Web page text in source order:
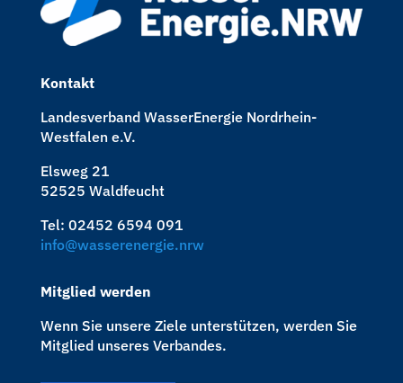
Kontakt
Landesverband WasserEnergie Nordrhein-
Westfalen e.V.
Elsweg 21
52525 Waldfeucht
Tel: 02452 6594 091
info@wasserenergie.nrw
Mitglied werden
Wenn Sie unsere Ziele unterstützen, werden Sie
Mitglied unseres Verbandes.